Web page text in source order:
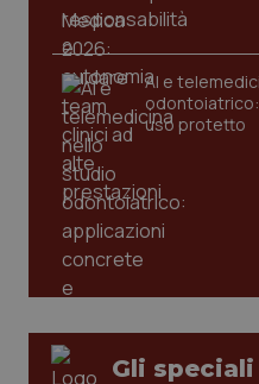
AI e
uso protetto
Gli speciali